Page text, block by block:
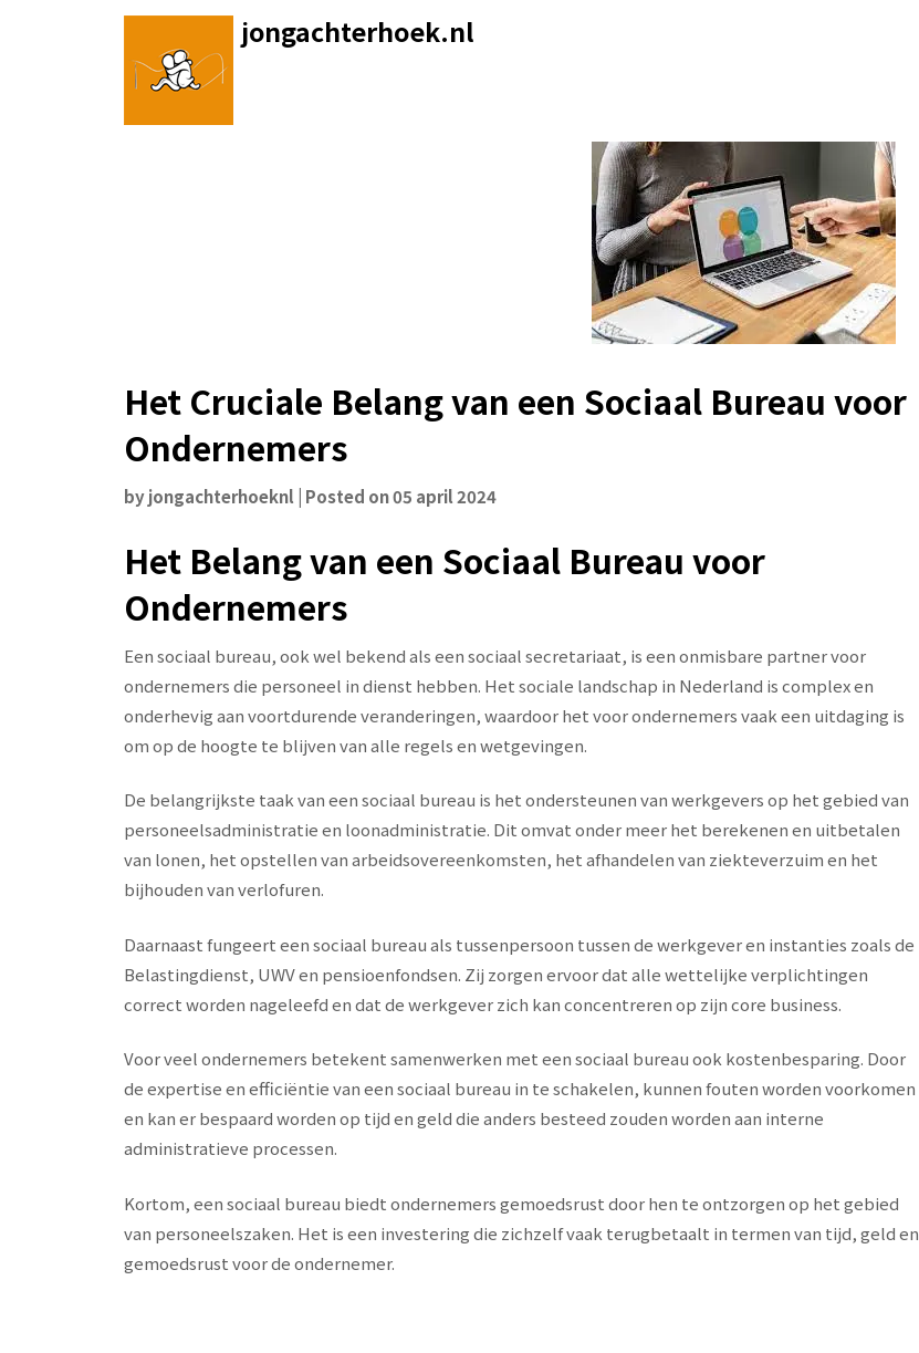
jongachterhoek.nl
Het Cruciale Belang van een Sociaal Bureau voor
Ondernemers
byjongachterhoeknl Posted on05 april 2024
Het Belang van een Sociaal Bureau voor
Ondernemers
Een sociaal bureau, ook wel bekend als een sociaal secretariaat, is een onmisbare partner voor
ondernemers die personeel in dienst hebben. Het sociale landschap in Nederland is complex en
onderhevig aan voortdurende veranderingen, waardoor het voor ondernemers vaak een uitdaging is
om op de hoogte te blijven van alle regels en wetgevingen.
De belangrijkste taak van een sociaal bureau is het ondersteunen van werkgevers op het gebied van
personeelsadministratie en loonadministratie. Dit omvat onder meer het berekenen en uitbetalen
van lonen, het opstellen van arbeidsovereenkomsten, het afhandelen van ziekteverzuim en het
bijhouden van verlofuren.
Daarnaast fungeert een sociaal bureau als tussenpersoon tussen de werkgever en instanties zoals de
Belastingdienst, UWV en pensioenfondsen. Zij zorgen ervoor dat alle wettelijke verplichtingen
correct worden nageleefd en dat de werkgever zich kan concentreren op zijn core business.
Voor veel ondernemers betekent samenwerken met een sociaal bureau ook kostenbesparing. Door
de expertise en efficiëntie van een sociaal bureau in te schakelen, kunnen fouten worden voorkomen
en kan er bespaard worden op tijd en geld die anders besteed zouden worden aan interne
administratieve processen.
Kortom, een sociaal bureau biedt ondernemers gemoedsrust door hen te ontzorgen op het gebied
van personeelszaken. Het is een investering die zichzelf vaak terugbetaalt in termen van tijd, geld en
gemoedsrust voor de ondernemer.